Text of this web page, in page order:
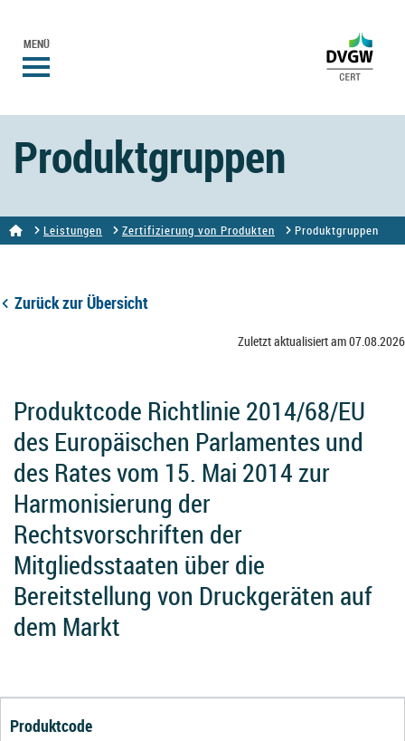
MENÜ
Produktgruppen
Leistungen Zertifizierung von Produkten Produktgruppen
Zurück zur Übersicht
Zuletzt aktualisiert am 07.08.2026
Produktcode Richtlinie 2014/68/EU
des Europäischen Parlamentes und
des Rates vom 15. Mai 2014 zur
Harmonisierung der
Rechtsvorschriften der
Mitgliedsstaaten über die
Bereitstellung von Druckgeräten auf
dem Markt
Produktcode